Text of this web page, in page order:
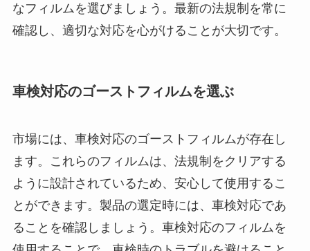
なフィルムを選びましょう。最新の法規制を常に
確認し、適切な対応を心がけることが大切です。
車検対応のゴーストフィルムを選ぶ
市場には、車検対応のゴーストフィルムが存在し
ます。これらのフィルムは、法規制をクリアする
ように設計されているため、安心して使用するこ
とができます。製品の選定時には、車検対応であ
ることを確認しましょう。車検対応のフィルムを